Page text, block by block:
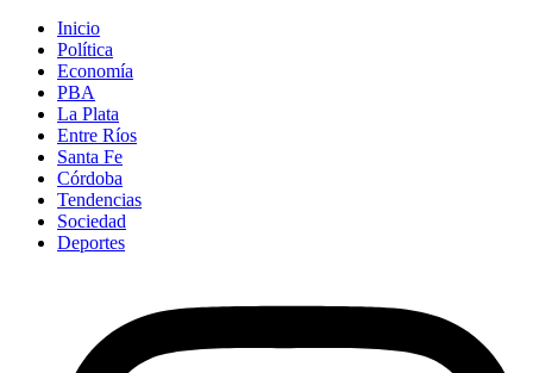
Inicio
Política
Economía
PBA
La Plata
Entre Ríos
Santa Fe
Córdoba
Tendencias
Sociedad
Deportes